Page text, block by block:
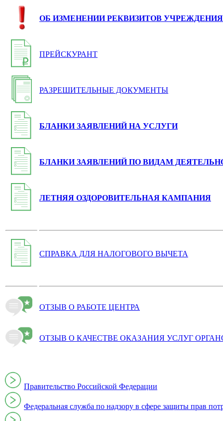
ОБ ИЗМЕНЕНИИ РЕКВИЗИТОВ УЧРЕЖДЕНИЯ
ПРЕЙСКУРАНТ
РАЗРЕШИТЕЛЬНЫЕ ДОКУМЕНТЫ
БЛАНКИ ЗАЯВЛЕНИЙ НА УСЛУГИ
БЛАНКИ ЗАЯВЛЕНИЙ ПО ВИДАМ
ЛЕТНЯЯ ОЗДОРОВИТЕЛЬНАЯ КАМПАНИЯ
СПРАВКА ДЛЯ НАЛОГОВОГО ВЫЧЕТА
ОТЗЫВ О РАБОТЕ ЦЕНТРА
ОТЗЫВ О КАЧЕСТВЕ ОКАЗАНИЯ УСЛУГ
Правительство Российской Федерации
Федеральная служба по надзору в сфере защиты прав